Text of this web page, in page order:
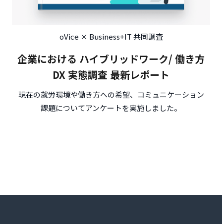
oVice × Business+IT 共同調査
企業における ハイブリッドワーク/ 働き方
DX 実態調査 最新レポート
現在の就労環境や働き方への希望、コミュニケーション
課題についてアンケートを実施しました。